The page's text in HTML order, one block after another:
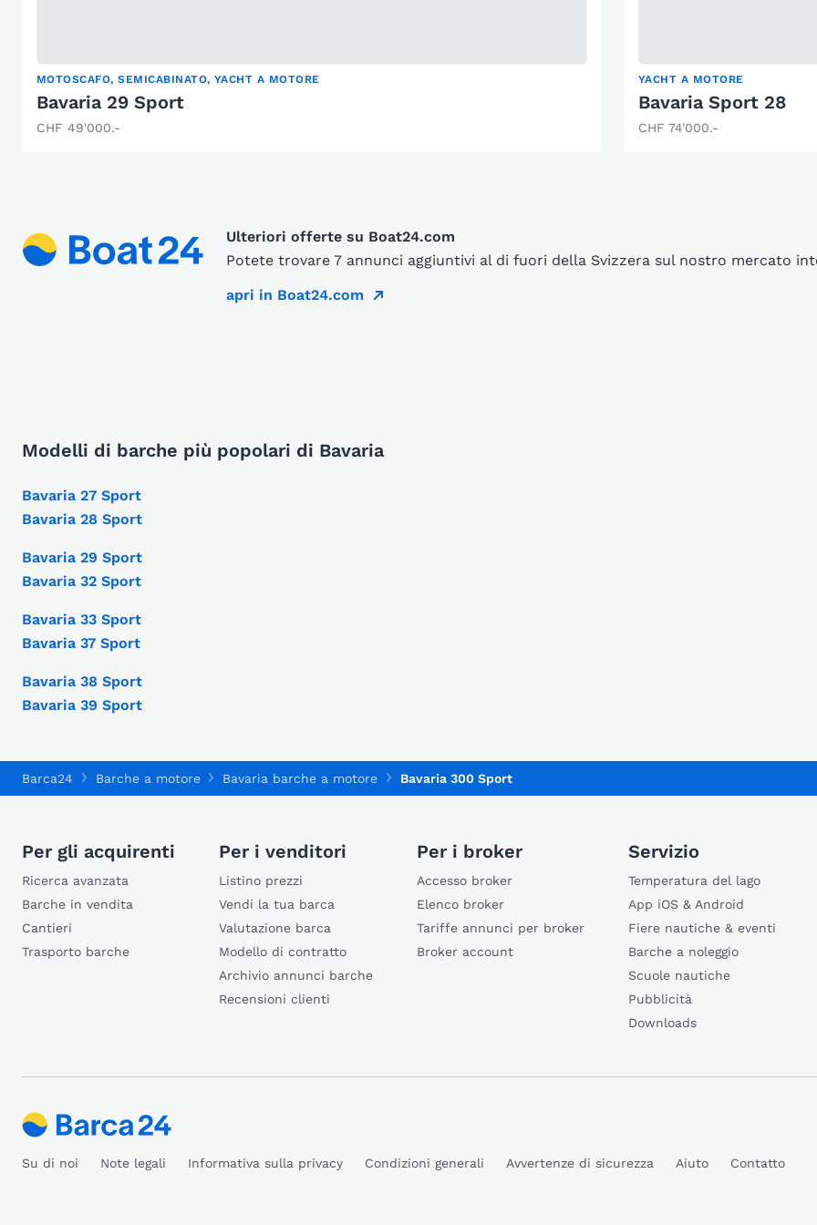
MOTOSCAFO, SEMICABINATO, YACHT A MOTORE
Bavaria 29 Sport
CHF 49'000.-
YACHT A MOTORE
Bavaria Sport 28
CHF 74'000.-
Ulteriori offerte su Boat24.com
Potete trovare 7 annunci aggiuntivi al di fuori della Svizzera sul nostro mercato
apri in Boat24.com
Modelli di barche più popolari di Bavaria
Bavaria 27 Sport
Bavaria 28 Sport
Bavaria 29 Sport
Bavaria 32 Sport
Bavaria 33 Sport
Bavaria 37 Sport
Bavaria 38 Sport
Bavaria 39 Sport
Barca24 Barche a motore Bavaria barche a motore Bavaria 300 Sport
Per gli acquirenti
Ricerca avanzata
Barche in vendita
Cantieri
Trasporto barche
Per i venditori
Listino prezzi
Vendi la tua barca
Valutazione barca
Modello di contratto
Archivio annunci barche
Recensioni clienti
Per i broker
Accesso broker
Elenco broker
Tariffe annunci per broker
Broker account
Servizio
Temperatura del lago
App iOS & Android
Fiere nautiche & eventi
Barche a noleggio
Scuole nautiche
Pubblicità
Downloads
Su di noi Note legali Informativa sulla privacy Condizioni generali Avvertenze di sicurezza Aiuto Contatto